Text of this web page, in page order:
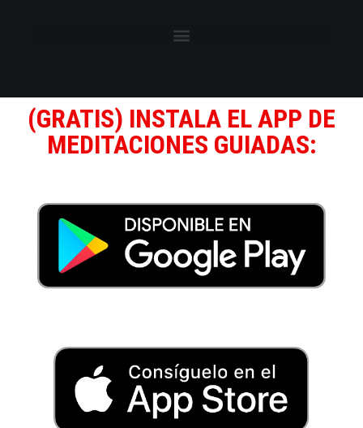
(GRATIS) INSTALA EL APP DE
MEDITACIONES GUIADAS: